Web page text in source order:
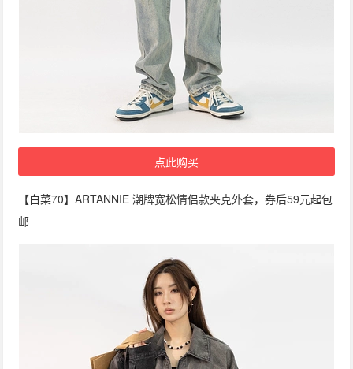
点此购买
【白菜70】ARTANNIE 潮牌宽松情侣款夹克外套，券后59元起包
邮